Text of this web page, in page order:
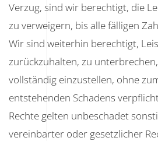
Verzug, sind wir berechtigt, die
zu verweigern, bis alle fälligen
Wir sind weiterhin berechtigt,
zurückzuhalten, zu
vollständig einzustellen, ohne
entstehenden Schadens
Rechte gelten unbeschadet
vereinbarter oder gesetzlicher